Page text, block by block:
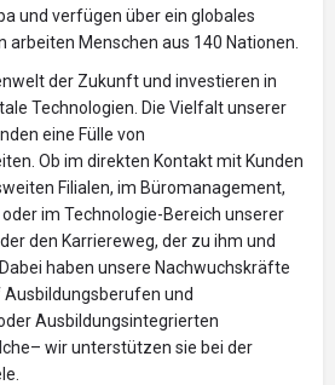
und verfügen über ein globales
arbeiten Menschen aus 140 Nationen.
der Zukunft und investieren in
Technologien. Die Vielfalt unserer
eine Fülle von
Ob im direkten Kontakt mit Kunden
Filialen, im Büromanagement,
im Technologie-Bereich unserer
den Karriereweg, der zu ihm und
haben unsere Nachwuchskräfte
und
Ausbildungsintegrierten
wir unterstützen sie bei der